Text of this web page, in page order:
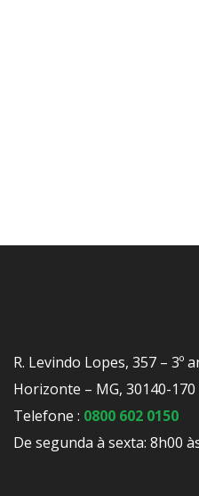
R. Levindo Lopes, 357 – 3º
Horizonte – MG, 30140-170
Telefone : 0800 602 0150
De segunda à sexta: 8h00